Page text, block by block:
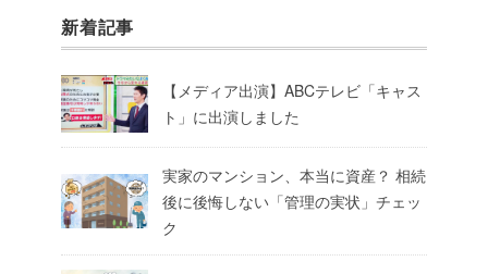
新着記事
【メディア出演】ABCテレビ「キャス
ト」に出演しました
実家のマンション、本当に資産？ 相続
後に後悔しない「管理の実状」チェッ
ク